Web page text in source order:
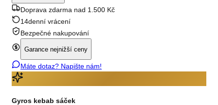
Doprava zdarma nad 1.500 Kč
14denní vrácení
Bezpečné nakupování
Garance nejnižší ceny
Máte dotaz? Napište nám!
Gyros kebab sáček